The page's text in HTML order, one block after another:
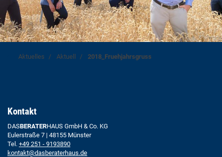
Aktuelles Aktuell 2018_Fruehjahrsgruss
Kontakt
DASBERATERHAUS GmbH & Co. KG
Eulerstraße 7 | 48155 Münster
Tel. +49 251 - 9193890
kontakt@dasberaterhaus.de